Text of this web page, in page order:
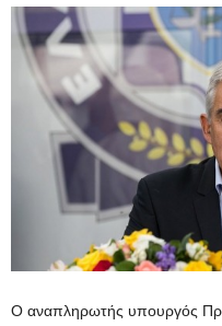
Ο αναπληρωτής υπουργός